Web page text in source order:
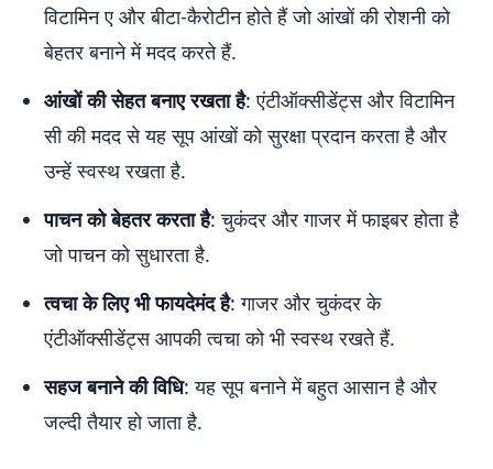
विटामिन ए और बीटा-कैरोटीन होते हैं जो आंखों की रोशनी को
बेहतर बनाने में मदद करते हैं.
आंखों की सेहत बनाए रखता है: एंटीऑक्सीडेंट्स और विटामिन
सी की मदद से यह सूप आंखों को सुरक्षा प्रदान करता है और
उन्हें स्वस्थ रखता है.
पाचन को बेहतर करता है: चुकंदर और गाजर में फाइबर होता है
जो पाचन को सुधारता है.
त्वचा के लिए भी फायदेमंद है: गाजर और चुकंदर के
एंटीऑक्सीडेंट्स आपकी त्वचा को भी स्वस्थ रखते हैं.
सहज बनाने की विधि: यह सूप बनाने में बहुत आसान है और
जल्दी तैयार हो जाता है.